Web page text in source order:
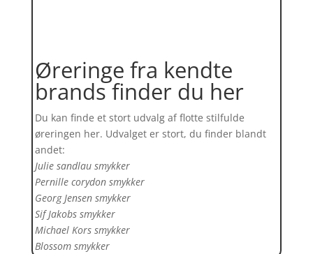
Øreringe fra kendte
brands finder du her
Du kan finde et stort udvalg af flotte stilfulde
øreringen her. Udvalget er stort, du finder blandt
andet:
Julie sandlau smykker
Pernille corydon smykker
Georg Jensen smykker
Sif Jakobs smykker
Michael Kors smykker
Blossom smykker